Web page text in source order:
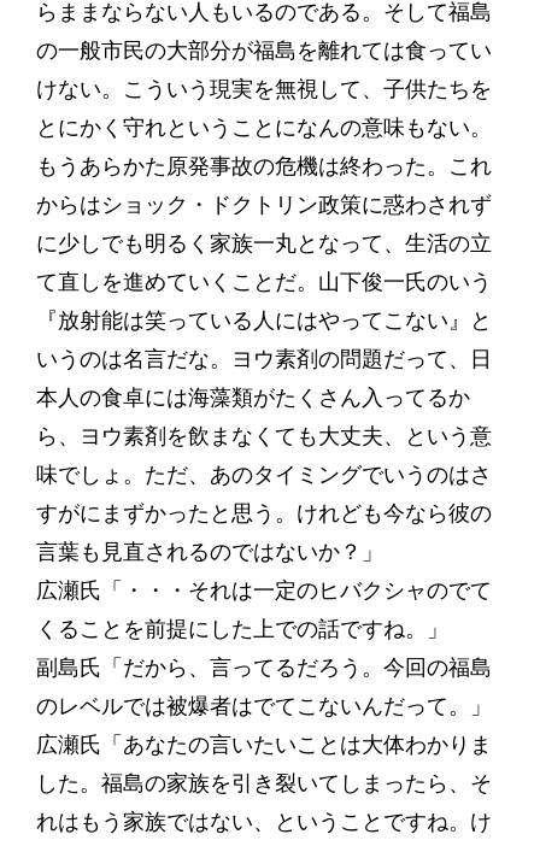
らままならない人もいるのである。そして福島
の一般市民の大部分が福島を離れては食ってい
けない。こういう現実を無視して、子供たちを
とにかく守れということになんの意味もない。
もうあらかた原発事故の危機は終わった。これ
からはショック・ドクトリン政策に惑わされず
に少しでも明るく家族一丸となって、生活の立
て直しを進めていくことだ。山下俊一氏のいう
『放射能は笑っている人にはやってこない』と
いうのは名言だな。ヨウ素剤の問題だって、日
本人の食卓には海藻類がたくさん入ってるか
ら、ヨウ素剤を飲まなくても大丈夫、という意
味でしょ。ただ、あのタイミングでいうのはさ
すがにまずかったと思う。けれども今なら彼の
言葉も見直されるのではないか？」
広瀬氏「・・・それは一定のヒバクシャのでて
くることを前提にした上での話ですね。」
副島氏「だから、言ってるだろう。今回の福島
のレベルでは被爆者はでてこないんだって。」
広瀬氏「あなたの言いたいことは大体わかりま
した。福島の家族を引き裂いてしまったら、そ
れはもう家族ではない、ということですね。け